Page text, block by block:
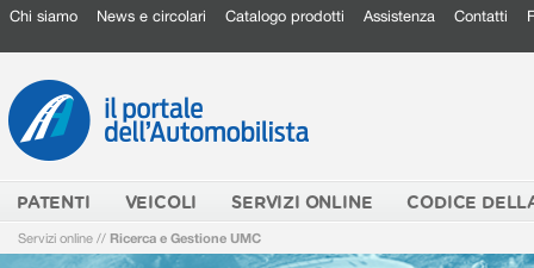
Chi siamo News e circolari Catalogo prodotti Assistenza Contatti
PATENTI VEICOLI SERVIZI ONLINE CODICE
Servizi online // Ricerca e Gestione UMC